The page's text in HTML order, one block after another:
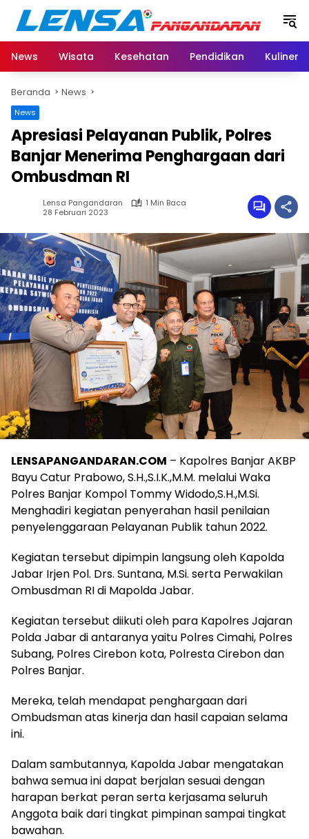
Langsung
konten
News
Wisata Kesehatan Pendidikan Kuliner
Beranda News
News
Apresiasi Pelayanan Publik, Polres
Banjar Menerima Penghargaan dari
Ombusdman RI
Lensa Pangandaran
1 Min Baca
28 Februari 2023
LENSAPANGANDARAN.COM – Kapolres Banjar AKBP
Bayu Catur Prabowo, S.H.,S.I.K.,M.M. melalui Waka
Polres Banjar Kompol Tommy Widodo,S.H.,M.Si.
Menghadiri kegiatan penyerahan hasil penilaian
penyelenggaraan Pelayanan Publik tahun 2022.
Kegiatan tersebut dipimpin langsung oleh Kapolda
Jabar Irjen Pol. Drs. Suntana, M.Si. serta Perwakilan
Ombusdman RI di Mapolda Jabar.
Kegiatan tersebut diikuti oleh para Kapolres Jajaran
Polda Jabar di antaranya yaitu Polres Cimahi, Polres
Subang, Polres Cirebon kota, Polresta Cirebon dan
Polres Banjar.
Mereka, telah mendapat penghargaan dari
Ombudsman atas kinerja dan hasil capaian selama
ini.
Dalam sambutannya, Kapolda Jabar mengatakan
bahwa semua ini dapat berjalan sesuai dengan
harapan berkat peran serta kerjasama seluruh
Anggota baik dari tingkat pimpinan sampai tingkat
bawahan.